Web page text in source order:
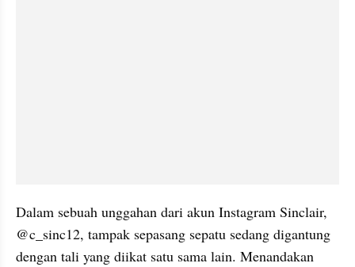
Dalam sebuah unggahan dari akun Instagram Sinclair,
@c_sinc12, tampak sepasang sepatu sedang digantung
dengan tali yang diikat satu sama lain. Menandakan